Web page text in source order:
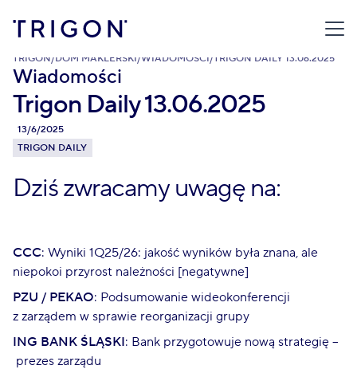
TRIGON/DOM MAKLERSKI/WIADOMOŚCI/ TRIGON DAILY 13.06.2025
Wiadomości
Trigon Daily 13.06.2025
13/6/2025
TRIGON DAILY
Dziś zwracamy uwagę na:
CCC: Wyniki 1Q25/26: jakość wyników była znana, ale
niepokoi przyrost należności [negatywne]
PZU / PEKAO: Podsumowanie wideokonferencji
z zarządem w sprawie reorganizacji grupy
ING BANK ŚLĄSKI: Bank przygotowuje nową strategię –
prezes zarządu